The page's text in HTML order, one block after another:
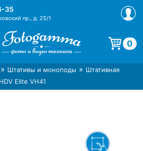
35
пр., д. 25/1
Интернет-магазин фототехники
Foto-Gamma в СПб
Магазин фотоаксессуаров foto-
gamma.ru
0
Корзина пуста.
» Штативы и моноподы » Штативная
Elite VH41